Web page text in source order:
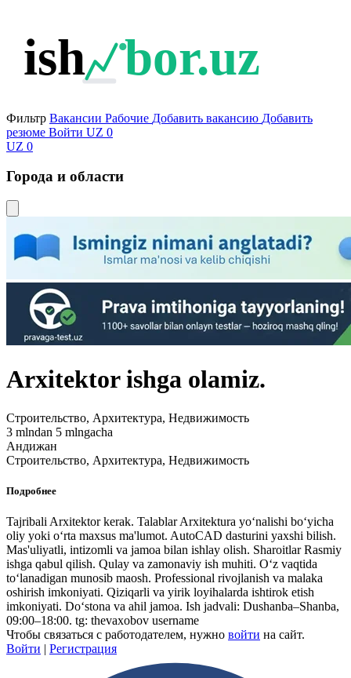
ish bor.uz
Фильтр Вакансии Рабочие Добавить вакансию Добавить
резюме Войти UZ 0
UZ 0
Города и области
Arxitektor ishga olamiz.
Строительство, Архитектура, Недвижимость
3 mlndan 5 mlngacha
Андижан
Строительство, Архитектура, Недвижимость
Подробнее
Tajribali Arxitektor kerak. Talablar Arxitektura yo‘nalishi bo‘yicha
oliy yoki o‘rta maxsus ma'lumot. AutoCAD dasturini yaxshi bilish.
Mas'uliyatli, intizomli va jamoa bilan ishlay olish. Sharoitlar Rasmiy
ishga qabul qilish. Qulay va zamonaviy ish muhiti. O‘z vaqtida
to‘lanadigan munosib maosh. Professional rivojlanish va malaka
oshirish imkoniyati. Qiziqarli va yirik loyihalarda ishtirok etish
imkoniyati. Do‘stona va ahil jamoa. Ish jadvali: Dushanba–Shanba,
09:00–18:00. tg: thevaxobov username
Чтобы связаться с работодателем, нужно войти на сайт.
Войти | Регистрация